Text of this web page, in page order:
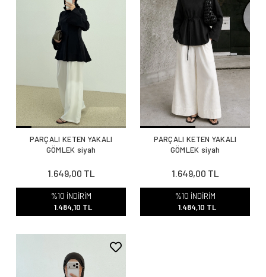
PARÇALI KETEN YAKALI
GÖMLEK siyah
1.649,00 TL
%10 İNDİRİM
1.484,10 TL
PARÇALI KETEN YAKALI
GÖMLEK siyah
1.649,00 TL
%10 İNDİRİM
1.484,10 TL